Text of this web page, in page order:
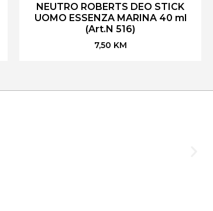
NEUTRO ROBERTS DEO STICK
UOMO ESSENZA MARINA 40 ml
(Art.N 516)
7,50 KM